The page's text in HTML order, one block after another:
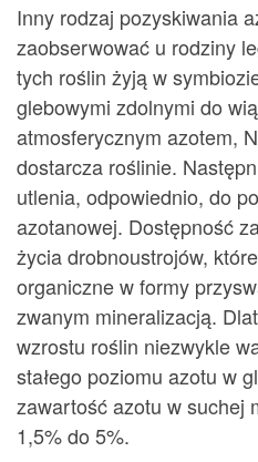
Inny rodzaj pozyskiwania
zaobserwować u rodziny
tych roślin żyją w
glebowymi zdolnymi do
atmosferycznym azotem,
dostarcza roślinie.
utlenia, odpowiednio, do
azotanowej. Dostępność
życia drobnoustrojów,
organiczne w formy
zwanym mineralizacją.
wzrostu roślin niezwykle
stałego poziomu azotu w
zawartość azotu w suchej
1,5% do 5%.